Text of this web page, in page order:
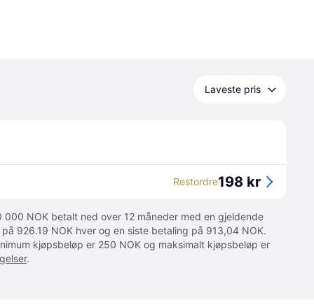
Laveste pris
Restordre198 kr
000 NOK betalt ned over 12 måneder med en gjeldende
926.19 NOK hver og en siste betaling på 913,04 NOK.
kjøpsbeløp er 250 NOK og maksimalt kjøpsbeløp er
.